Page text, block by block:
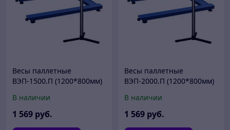
Весы паллетные
ВЭП-1500.П (1200*800мм)
В наличии
1 569 руб.
Весы паллетные
ВЭП-2000.П (1200*800мм)
В наличии
1 569 руб.